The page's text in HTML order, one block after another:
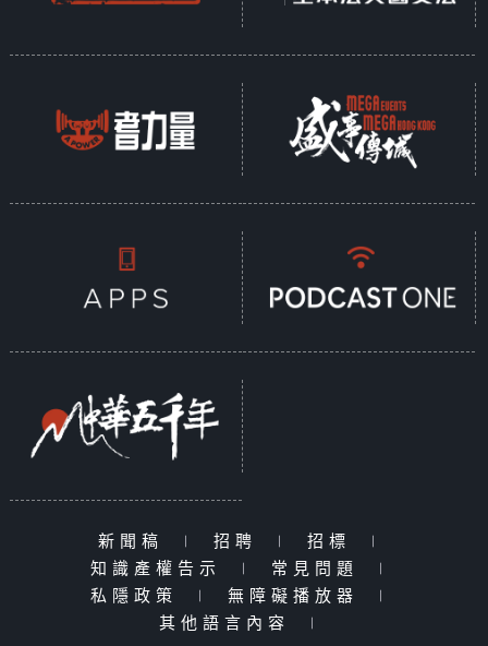
新聞稿 | 招聘 | 招標
|
知識產權告示
| 常見問題
|
私隱政策
| 無障礙播放器
|
其他語言內容
|